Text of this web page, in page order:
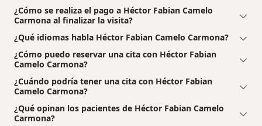
¿Cómo se realiza el pago a Héctor Fabian Camelo
Carmona al finalizar la visita?
¿Qué idiomas habla Héctor Fabian Camelo Carmona?
¿Cómo puedo reservar una cita con Héctor Fabian
Camelo Carmona?
¿Cuándo podría tener una cita con Héctor Fabian
Camelo Carmona?
¿Qué opinan los pacientes de Héctor Fabian Camelo
Carmona?